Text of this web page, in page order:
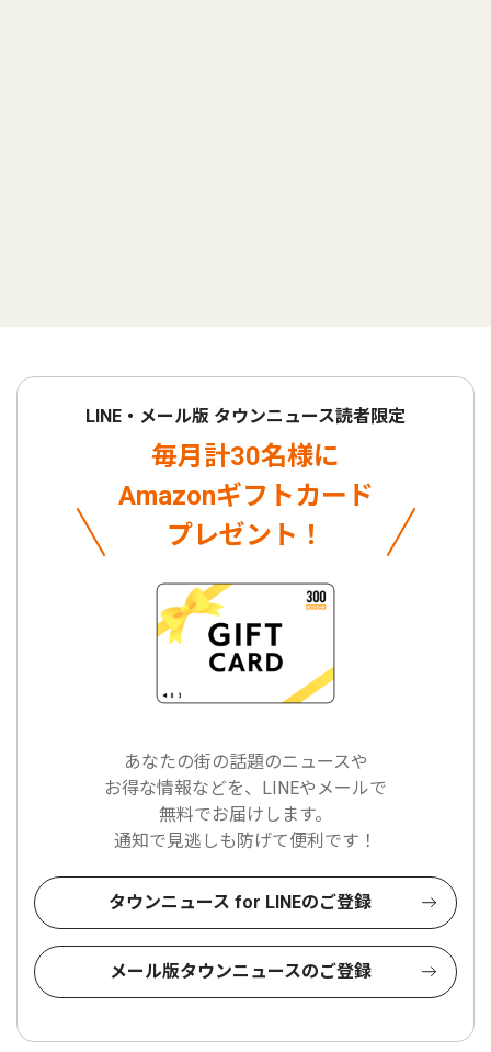
LINE・メール版 タウンニュース読者限定
毎月計30名様に
Amazonギフトカード
プレゼント！
あなたの街の話題のニュースや
お得な情報などを、LINEやメールで
無料でお届けします。
通知で見逃しも防げて便利です！
タウンニュース for LINEのご登録
メール版タウンニュースのご登録